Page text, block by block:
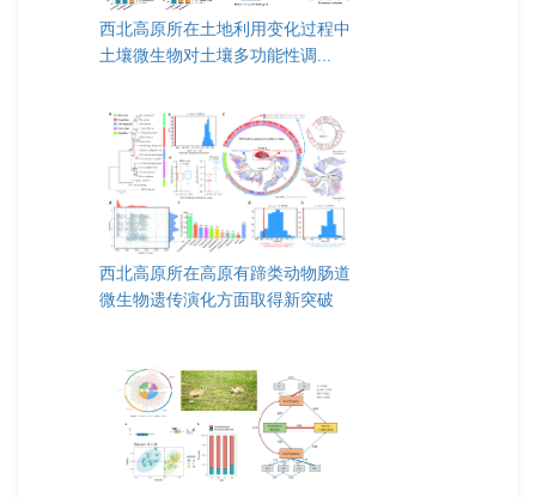
西北高原所在土地利用变化过程中
土壤微生物对土壤多功能性调...
西北高原所在高原有蹄类动物肠道
微生物遗传演化方面取得新突破